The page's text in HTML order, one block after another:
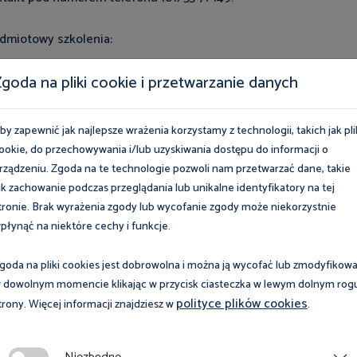
szkolenia:
z zakresu użytkowania maszyn wynikających z wymagań
z dnia 30 października 2002 r. w sprawie minimalnych
użytkowania maszyn przez pracowników podczas
i użytkowaniem maszyn nowych wprowadzonych do
Polski do Unii Europejskiej.
z dnia 30 sierpnia 2002 r. o systemie oceny zgodności.
i uchybień związanych z eksploatacją maszyn, a także
wynikających z doświadczeń kontrolnych inspektorów
z udziałem prelegentów.
na pliki cookie i przetwarzanie danych
zapewnić jak najlepsze wrażenia korzystamy z technologii, takich jak
do przechowywania i/lub uzyskiwania dostępu do informacji o
Zgoda na te technologie pozwoli nam przetwarzać dane, takie
zachowanie podczas przeglądania lub unikalne identyfikatory na tej
Brak wyrażenia zgody lub wycofanie zgody może niekorzystnie
na niektóre cechy i funkcje.
na pliki cookies jest dobrowolna i można ją wycofać lub
dowolnym momencie klikając w przycisk ciasteczka w lewym dolnym
Więcej informacji znajdziesz wpolityce plików cookies.